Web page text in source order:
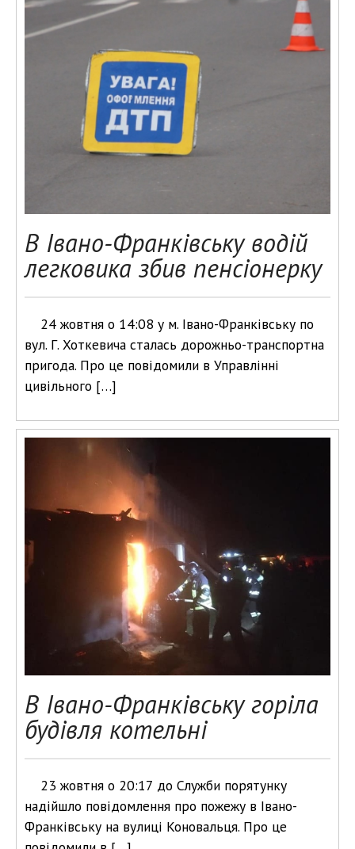
В Івано-Франківську водій
легковика збив пенсіонерку
24 жовтня о 14:08 у м. Івано-Франківську по
вул. Г. Хоткевича сталась дорожньо-транспортна
пригода. Про це повідомили в Управлінні
цивільного […]
В Івано-Франківську горіла
будівля котельні
23 жовтня о 20:17 до Служби порятунку
надійшло повідомлення про пожежу в Івано-
Франківську на вулиці Коновальця. Про це